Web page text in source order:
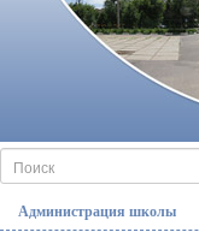
Администрация школы